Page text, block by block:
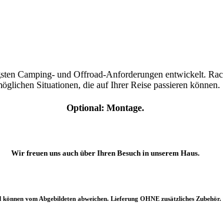
Camping- und Offroad-Anforderungen entwickelt.
Situationen, die auf Ihrer Reise passieren können.
Optional: Montage.
Wir freuen uns auch über Ihren Besuch in unserem Haus.
vom Abgebildeten abweichen. Lieferung OHNE zusätzliches Zubehör.